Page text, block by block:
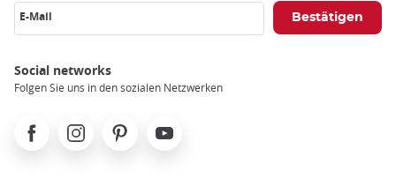
E-Mail
Social networks
Folgen Sie uns in den sozialen Netzwerken
FacebookInstagramPinterest Youtube